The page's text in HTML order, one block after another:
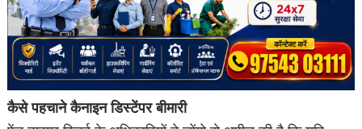
कैसे पहचाने कैनाइन डिस्टेंपर बीमारी